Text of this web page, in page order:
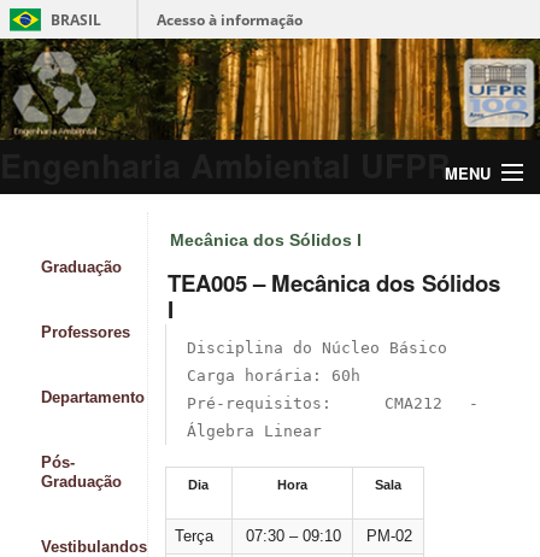
BRASIL Acesso à informação
Engenharia Ambiental UFPRMENU
Graduação
Professores
Departamento
Pós-
Graduação
Vestibulandos
Mecânica dos Sólidos I
TEA005 – Mecânica dos Sólidos
I
Pré-requisitos:  CMA212 -
Álgebra Linear
Dia Hora Sala
Terça 07:30 – 09:10 PM-02